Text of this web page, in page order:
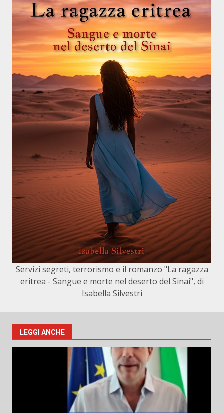
Servizi segreti, terrorismo e il romanzo "La ragazza
eritrea - Sangue e morte nel deserto del Sinai", di
Isabella Silvestri
LEGGI ANCHE